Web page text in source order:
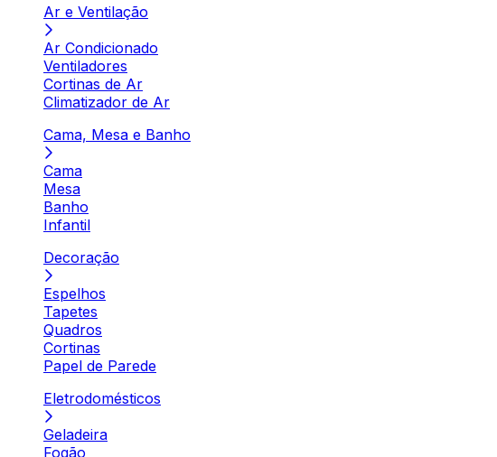
Ar e Ventilação
Ar Condicionado
Ventiladores
Cortinas de Ar
Climatizador de Ar
Cama, Mesa e Banho
Cama
Mesa
Banho
Infantil
Decoração
Espelhos
Tapetes
Quadros
Cortinas
Papel de Parede
Eletrodomésticos
Geladeira
Fogão